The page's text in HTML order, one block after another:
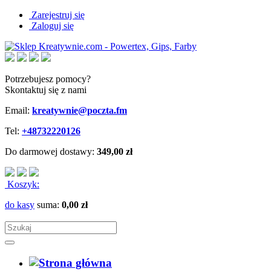
Zarejestruj się
Zaloguj się
Potrzebujesz pomocy?
Skontaktuj się z nami
Email: kreatywnie@poczta.fm
Tel: +48732220126
Do darmowej dostawy: 349,00 zł
Koszyk:
do kasy suma: 0,00 zł